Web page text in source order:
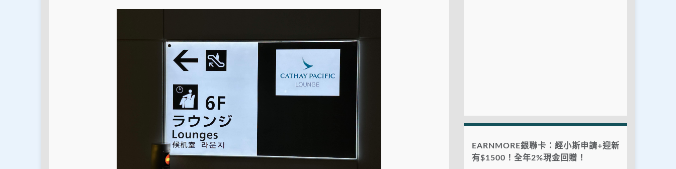
EARNMORE銀聯卡：經小斯申請+迎新
有$1500！全年2%現金回贈！